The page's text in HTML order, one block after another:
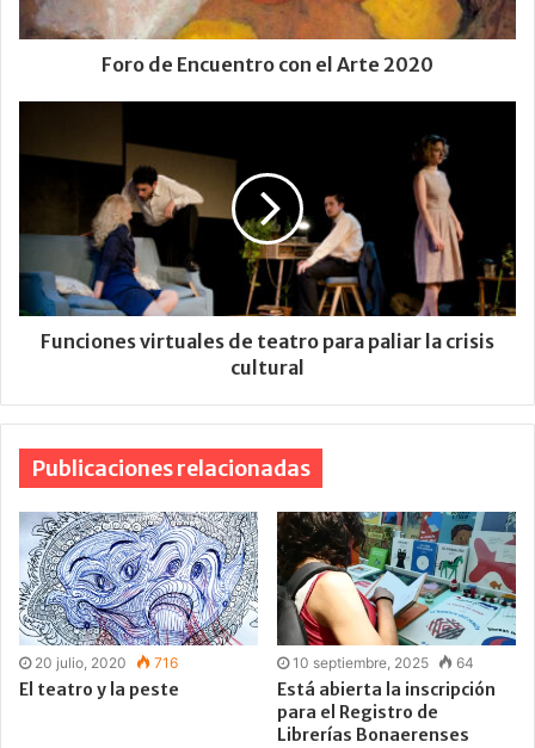
Foro de Encuentro con el Arte 2020
Funciones virtuales de teatro para paliar la crisis
cultural
Publicaciones relacionadas
20 julio, 2020 716
El teatro y la peste
10 septiembre, 2025 64
Está abierta la inscripción
para el Registro de
Librerías Bonaerenses